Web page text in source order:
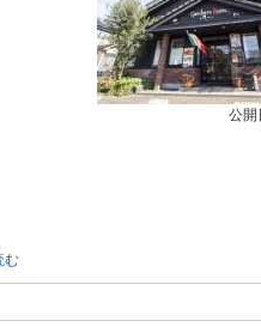
む
公開